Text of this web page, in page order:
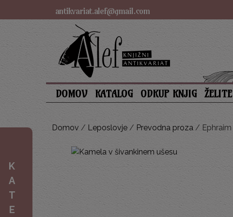
antikvariat.alef@gmail.com
DOMOV KATALOG ODKUP KNJIG
Domov / Leposlovje/ Prevodna proza/ Ephraim
K
A
T
E